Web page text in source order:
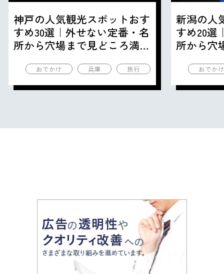
神戸の人気観光スポットおす
すめ30選｜外せない定番・名
所から穴場まで見どころ満載
おでかけ 兵庫 旅行
新潟の人
すめ20選
所から穴
おでか